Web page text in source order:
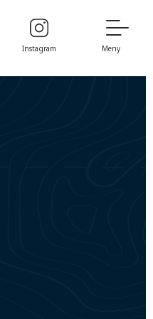
Instagram Meny